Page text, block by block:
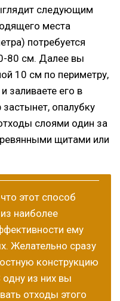
следующим
места
потребуется
80 см. Далее вы
10 см по периметру,
заливаете его в
опалубку
слоями один за
щитами или
этот способ
наиболее
ему
Желательно сразу
конструкцию
из них вы
отходы этого